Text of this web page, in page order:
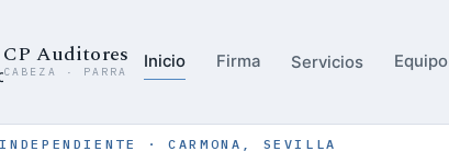
CP Auditores
CABEZA · PARRA
Inicio Firma Servicios Equipo
· CARMONA, SEVILLA